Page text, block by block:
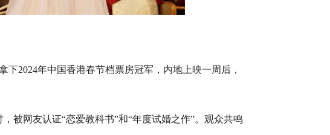
下2024年中国香港春节档票房冠军，内地上映一周后，
被网友认证“恋爱教科书”和“年度试婚之作”。观众共鸣